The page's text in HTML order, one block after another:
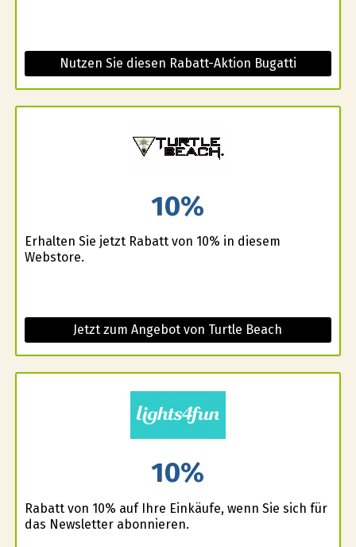
Nutzen Sie diesen Rabatt-Aktion Bugatti
10%
Erhalten Sie jetzt Rabatt von 10% in diesem
Webstore.
Jetzt zum Angebot von Turtle Beach
10%
Rabatt von 10% auf Ihre Einkäufe, wenn Sie sich für
das Newsletter abonnieren.